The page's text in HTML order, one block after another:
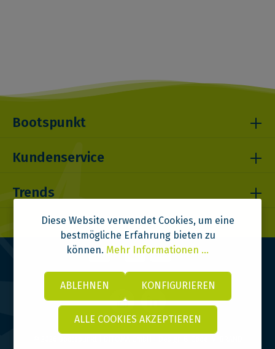
Bootspunkt
Kundenservice
Trends
Diese Website verwendet Cookies, um eine
bestmögliche Erfahrung bieten zu
können. Mehr Informationen ...
ABLEHNEN KONFIGURIEREN
ALLE COOKIES AKZEPTIEREN